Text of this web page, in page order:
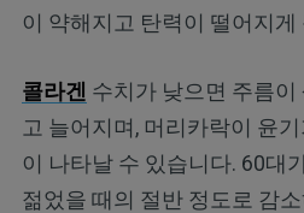
이 약해지고 탄력이 떨어지게
콜라겐 수치가 낮으면 주름
고 늘어지며, 머리카락이 윤
이 나타날 수 있습니다. 60대
젊었을 때의 절반 정도로 감